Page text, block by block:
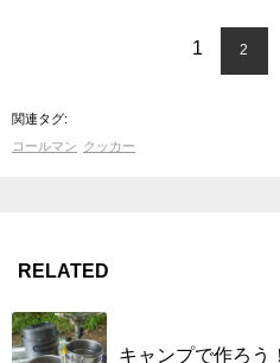
1 2
関連タグ:
コールマン クッカー
RELATED
キャンプで作ろう